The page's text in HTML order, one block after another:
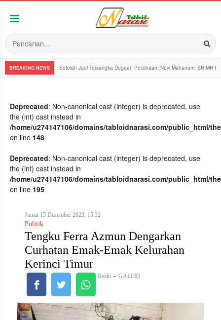
BREAKING NEWS Setelah Jadi Tersangka Dugaan Perzinaan, Novi Mahanum, SH MH
Deprecated: Non-canonical cast (integer) is deprecated, use
the (int) cast instead in
/home/u274147106/domains/tabloidnarasi.com/public_html/
on line 148
Deprecated: Non-canonical cast (integer) is deprecated, use
the (int) cast instead in
/home/u274147106/domains/tabloidnarasi.com/public_html/
on line 195
Jumat 15 Desember 2023, 15:32
Politik
Tengku Ferra Azmun Dengarkan
Curhatan Emak-Emak Kelurahan
Kerinci Timur
Rezki - GALERI